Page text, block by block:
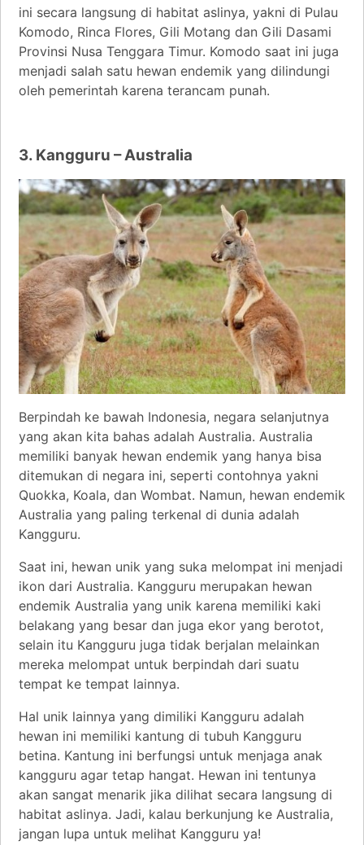
ini secara langsung di habitat aslinya, yakni di Pulau
Komodo, Rinca Flores, Gili Motang dan Gili Dasami
Provinsi Nusa Tenggara Timur. Komodo saat ini juga
menjadi salah satu hewan endemik yang dilindungi
oleh pemerintah karena terancam punah.
3. Kangguru – Australia
Berpindah ke bawah Indonesia, negara selanjutnya
yang akan kita bahas adalah Australia. Australia
memiliki banyak hewan endemik yang hanya bisa
ditemukan di negara ini, seperti contohnya yakni
Quokka, Koala, dan Wombat. Namun, hewan endemik
Australia yang paling terkenal di dunia adalah
Kangguru.
Saat ini, hewan unik yang suka melompat ini menjadi
ikon dari Australia. Kangguru merupakan hewan
endemik Australia yang unik karena memiliki kaki
belakang yang besar dan juga ekor yang berotot,
selain itu Kangguru juga tidak berjalan melainkan
mereka melompat untuk berpindah dari suatu
tempat ke tempat lainnya.
Hal unik lainnya yang dimiliki Kangguru adalah
hewan ini memiliki kantung di tubuh Kangguru
betina. Kantung ini berfungsi untuk menjaga anak
kangguru agar tetap hangat. Hewan ini tentunya
akan sangat menarik jika dilihat secara langsung di
habitat aslinya. Jadi, kalau berkunjung ke Australia,
jangan lupa untuk melihat Kangguru ya!